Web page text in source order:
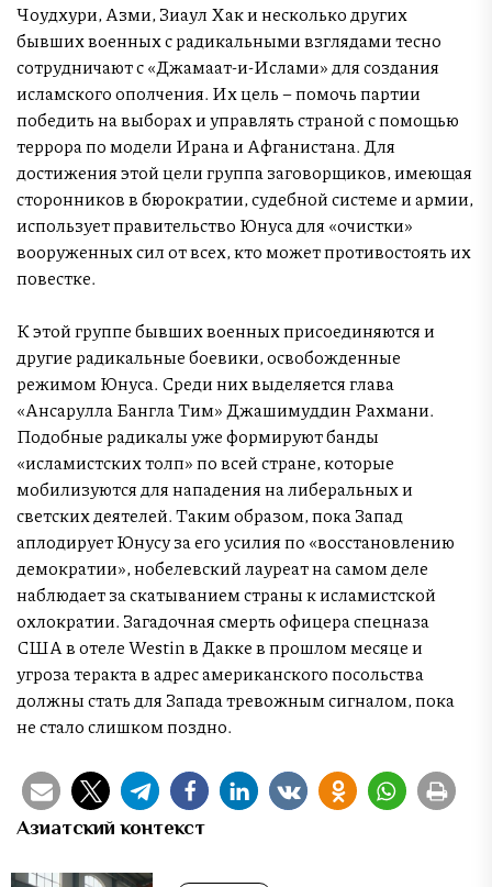
Чоудхури, Азми, Зиаул Хак и несколько других
бывших военных с радикальными взглядами тесно
сотрудничают с «Джамаат-и-Ислами» для создания
исламского ополчения. Их цель – помочь партии
победить на выборах и управлять страной с помощью
террора по модели Ирана и Афганистана. Для
достижения этой цели группа заговорщиков, имеющая
сторонников в бюрократии, судебной системе и армии,
использует правительство Юнуса для «очистки»
вооруженных сил от всех, кто может противостоять их
повестке.
К этой группе бывших военных присоединяются и
другие радикальные боевики, освобожденные
режимом Юнуса. Среди них выделяется глава
«Ансарулла Бангла Тим» Джашимуддин Рахмани.
Подобные радикалы уже формируют банды
«исламистских толп» по всей стране, которые
мобилизуются для нападения на либеральных и
светских деятелей. Таким образом, пока Запад
аплодирует Юнусу за его усилия по «восстановлению
демократии», нобелевский лауреат на самом деле
наблюдает за скатыванием страны к исламистской
охлократии. Загадочная смерть офицера спецназа
США в отеле Westin в Дакке в прошлом месяце и
угроза теракта в адрес американского посольства
должны стать для Запада тревожным сигналом, пока
не стало слишком поздно.
Азиатский контекст